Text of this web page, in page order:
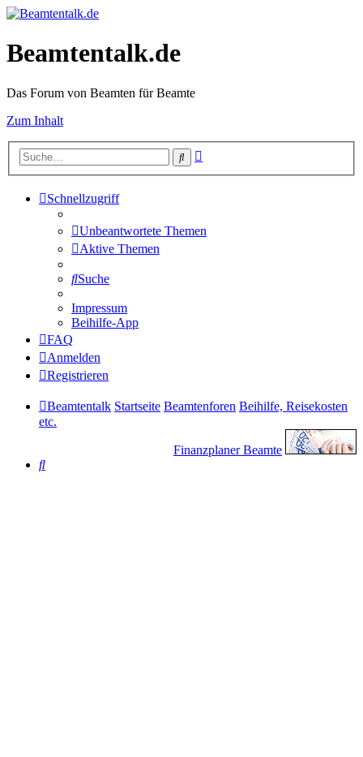
Beamtentalk.de
Das Forum von Beamten für Beamte
Zum Inhalt
Suche
Schnellzugriff
Unbeantwortete Themen
Aktive Themen
Suche
Impressum
Beihilfe-App
FAQ
Anmelden
Registrieren
Beamtentalk Startseite Beamtenforen Beihilfe, Reisekosten
etc.
Finanzplaner Beamte
Suche